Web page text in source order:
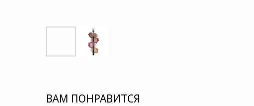
ВАМ ПОНРАВИТСЯ